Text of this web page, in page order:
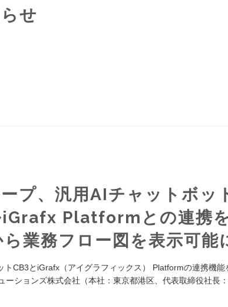
せ
プ、汎用AIチャットボッ
iGrafx Platformとの連携
業務フロー図を表示可能
CB3とiGrafx（アイグラフィックス） Platformの連携機能
ーションズ株式会社（本社：東京都港区、代表取締役社長